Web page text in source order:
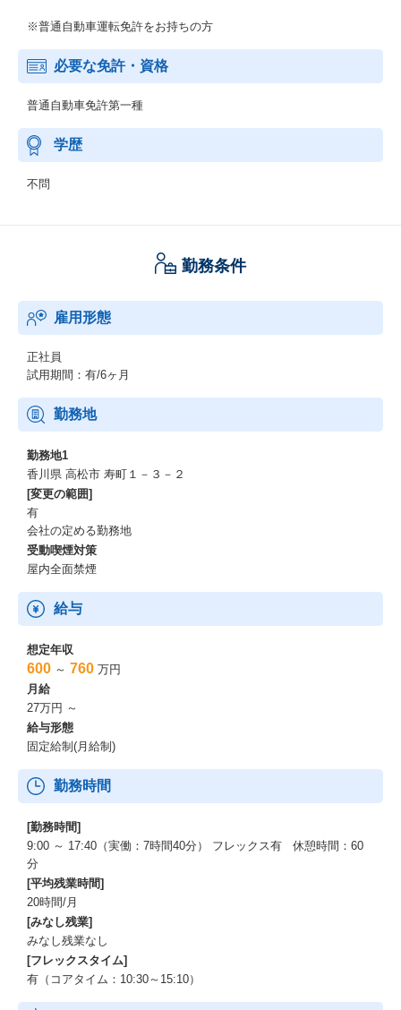
※普通自動車運転免許をお持ちの方
必要な免許・資格
普通自動車免許第一種
学歴
不問
勤務条件
雇用形態
正社員
試用期間：有/6ヶ月
勤務地
勤務地1
香川県 高松市 寿町１－３－２
[変更の範囲]
有
会社の定める勤務地
受動喫煙対策
屋内全面禁煙
給与
想定年収
600 ～ 760 万円
月給
27万円 ～
給与形態
固定給制(月給制)
勤務時間
[勤務時間]
9:00 ～ 17:40（実働：7時間40分） フレックス有 休憩時間：60
分
[平均残業時間]
20時間/月
[みなし残業]
みなし残業なし
[フレックスタイム]
有（コアタイム：10:30～15:10）